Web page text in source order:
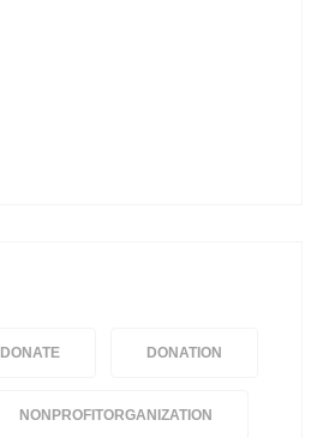
DONATE DONATION
NONPROFITORGANIZATION